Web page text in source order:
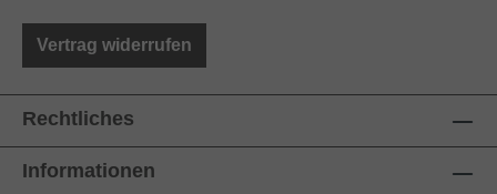
Vertrag widerrufen
Rechtliches
Informationen